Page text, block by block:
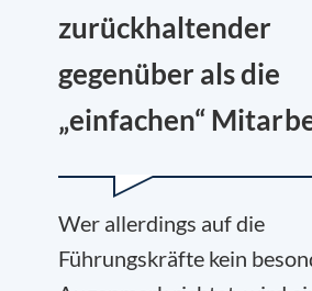
zurückhaltender
gegenüber als die
„einfachen“
Wer allerdings auf die
Führungskräfte kein